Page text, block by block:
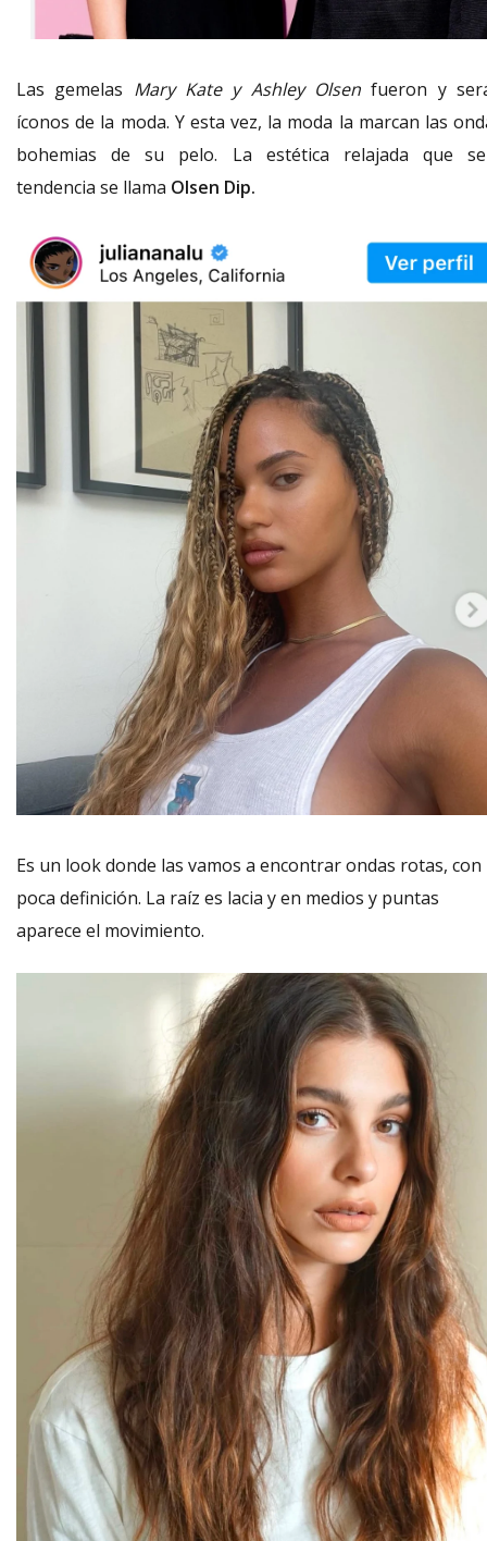
Las gemelas Mary Kate y Ashley Olsen fueron y
íconos de la moda. Y esta vez, la moda la marcan las
bohemias de su pelo. La estética relajada que
tendencia se llama Olsen Dip.
Es un look donde las vamos a encontrar ondas rotas, con
poca definición. La raíz es lacia y en medios y puntas
aparece el movimiento.